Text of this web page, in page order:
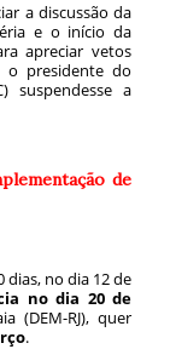
a discussão da
e o início da
apreciar vetos
o presidente do
suspendesse a
de
dias, no dia 12 de
no dia 20 de
(DEM-RJ), quer
.